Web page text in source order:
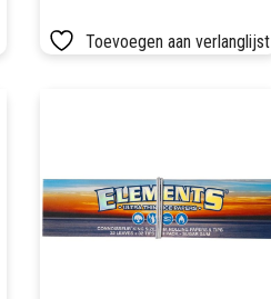
Toevoegen aan verlanglijst